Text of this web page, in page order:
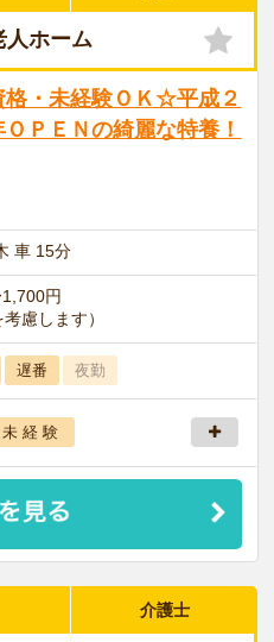
人ホーム
格・未経験ＯＫ☆平成２
ＯＰＥＮの綺麗な特養！
車 15分
円
慮します）
遅番 夜勤
未 経 験
介護士